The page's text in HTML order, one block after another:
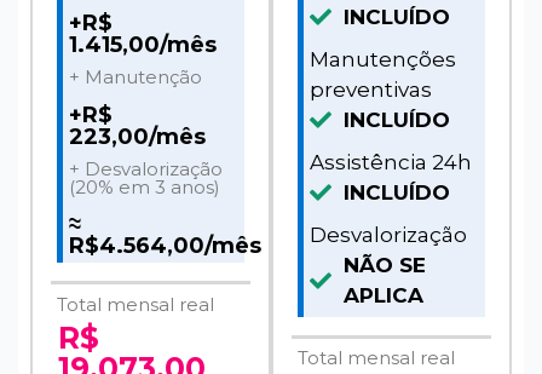
+R$
1.415,00/mês
+ Manutenção
+R$
223,00/mês
+ Desvalorização
(20% em 3 anos)
≈
R$4.564,00/mês
Total mensal real
R$
INCLUÍDO
Manutenções
preventivas
INCLUÍDO
Assistência 24h
INCLUÍDO
Desvalorização
NÃO SE
APLICA
Total mensal real